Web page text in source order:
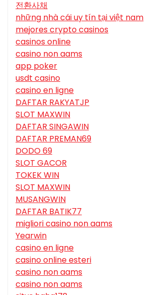
전환사채
những nhà cái uy tín tại việt nam
mejores crypto casinos
casinos online
casino non aams
app poker
usdt casino
casino en ligne
DAFTAR RAKYATJP
SLOT MAXWIN
DAFTAR SINGAWIN
DAFTAR PREMAN69
DODO 69
SLOT GACOR
TOKEK WIN
SLOT MAXWIN
MUSANGWIN
DAFTAR BATIK77
migliori casino non aams
Yearwin
casino en ligne
casino online esteri
casino non aams
casino non aams